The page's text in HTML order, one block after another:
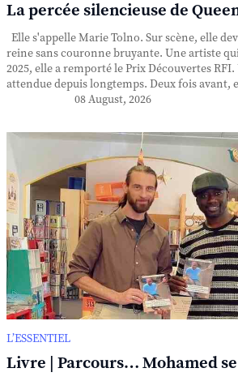
La percée silencieuse de
Elle s'appelle Marie Tolno. Sur scène, elle
reine sans couronne bruyante. Une artiste
2025, elle a remporté le Prix Découvertes
attendue depuis longtemps. Deux fois avant,
08 August, 2026
L’ESSENTIEL
Livre | Parcours… Mohamed